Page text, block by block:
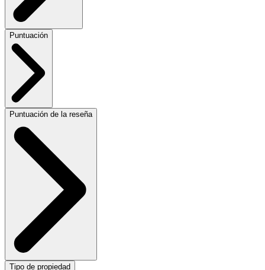
Puntuación
Puntuación de la reseña
Tipo de propiedad